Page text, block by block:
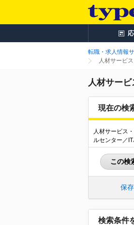
転職・求人情報
人材サービ
人材サー
現在の検
人材サービス
ルセンター／
この検
保
検索条件